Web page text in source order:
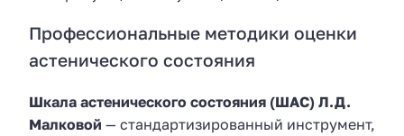
Профессиональные методики оценки
астенического состояния
Шкала астенического состояния (ШАС) Л.Д.
Малковой — стандартизированный инструмент,